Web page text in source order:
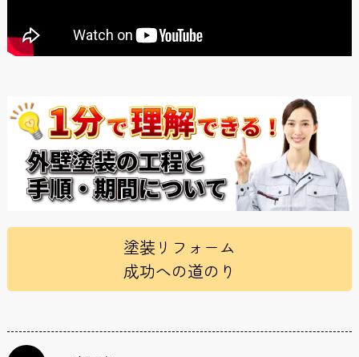
塗装リフォーム
成功への道のり